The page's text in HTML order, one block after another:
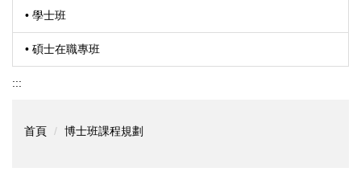
• 學士班
• 碩士在職專班
:::
首頁 博士班課程規劃